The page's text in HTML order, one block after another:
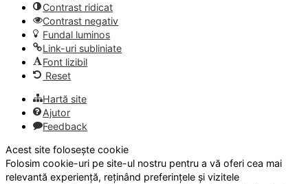
Contrast ridicat
Contrast negativ
Fundal luminos
Link-uri subliniate
Font lizibil
Reset
Hartă site
Ajutor
Feedback
Acest site folosește cookie
Folosim cookie-uri pe site-ul nostru pentru a vă oferi cea mai
relevantă experiență, reținând preferințele și vizitele